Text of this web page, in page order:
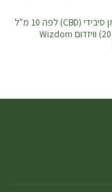
תרסיס שמן סיבידי (CBD) לפה 10 מ"ל